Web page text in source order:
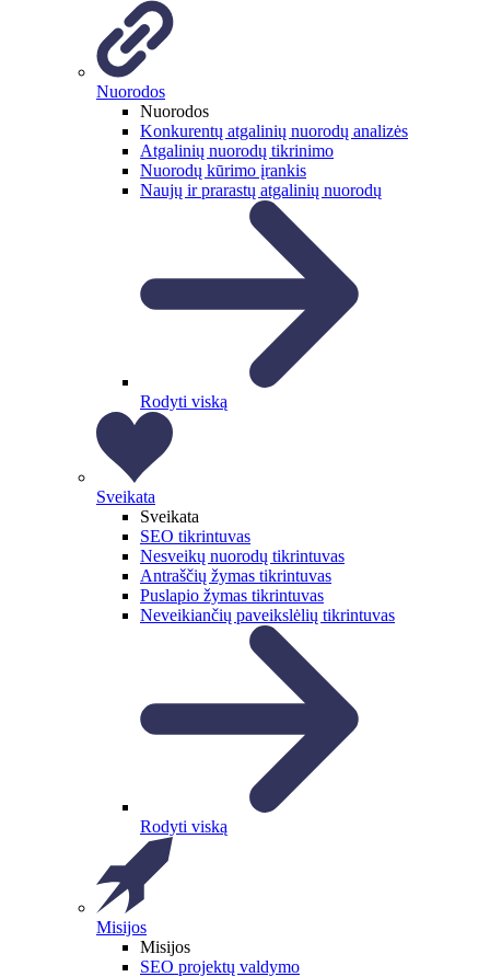
Nuorodos
Nuorodos
Konkurentų atgalinių nuorodų analizės
Atgalinių nuorodų tikrinimo
Nuorodų kūrimo įrankis
Naujų ir prarastų atgalinių nuorodų
Rodyti viską
Sveikata
Sveikata
SEO tikrintuvas
Nesveikų nuorodų tikrintuvas
Antraščių žymas tikrintuvas
Puslapio žymas tikrintuvas
Neveikiančių paveikslėlių tikrintuvas
Rodyti viską
Misijos
Misijos
SEO projektų valdymo